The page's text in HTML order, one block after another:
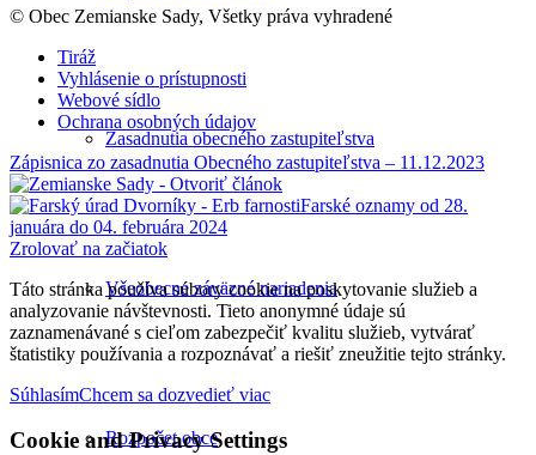
Zasadnutia obecného zastupiteľstva
Všeobecne záväzné nariadenia
Rozpočet obce
© Obec Zemianske Sady, Všetky práva vyhradené
Tiráž
Vyhlásenie o prístupnosti
Webové sídlo
Ochrana osobných údajov
Zápisnica zo zasadnutia Obecného zastupiteľstva – 11.12.2023
Farské oznamy od 28.
januára do 04. februára 2024
Zrolovať na začiatok
Táto stránka používa súbory cookie na poskytovanie služieb a
analyzovanie návštevnosti. Tieto anonymné údaje sú
zaznamenávané s cieľom zabezpečiť kvalitu služieb, vytvárať
štatistiky používania a rozpoznávať a riešiť zneužitie tejto stránky.
SúhlasímChcem sa dozvedieť viac
Cookie and Privacy Settings